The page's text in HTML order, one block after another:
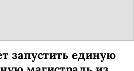
запустить единую